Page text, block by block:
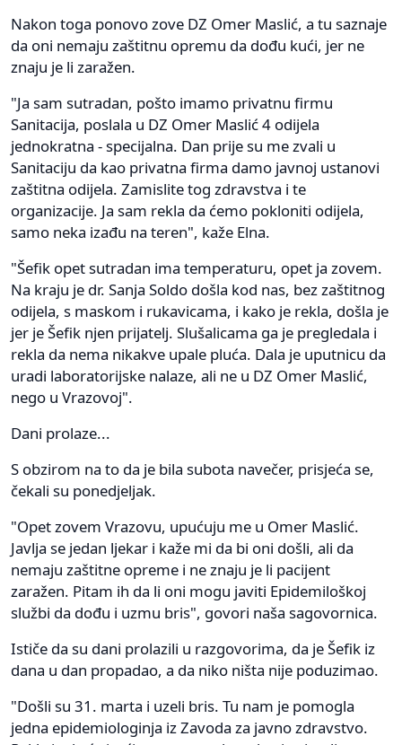
Nakon toga ponovo zove DZ Omer Maslić, a tu saznaje
da oni nemaju zaštitnu opremu da dođu kući, jer ne
znaju je li zaražen.
"Ja sam sutradan, pošto imamo privatnu firmu
Sanitacija, poslala u DZ Omer Maslić 4 odijela
jednokratna - specijalna. Dan prije su me zvali u
Sanitaciju da kao privatna firma damo javnoj ustanovi
zaštitna odijela. Zamislite tog zdravstva i te
organizacije. Ja sam rekla da ćemo pokloniti odijela,
samo neka izađu na teren", kaže Elna.
"Šefik opet sutradan ima temperaturu, opet ja zovem.
Na kraju je dr. Sanja Soldo došla kod nas, bez zaštitnog
odijela, s maskom i rukavicama, i kako je rekla, došla je
jer je Šefik njen prijatelj. Slušalicama ga je pregledala i
rekla da nema nikakve upale pluća. Dala je uputnicu da
uradi laboratorijske nalaze, ali ne u DZ Omer Maslić,
nego u Vrazovoj".
Dani prolaze...
S obzirom na to da je bila subota navečer, prisjeća se,
čekali su ponedjeljak.
"Opet zovem Vrazovu, upućuju me u Omer Maslić.
Javlja se jedan ljekar i kaže mi da bi oni došli, ali da
nemaju zaštitne opreme i ne znaju je li pacijent
zaražen. Pitam ih da li oni mogu javiti Epidemiloškoj
službi da dođu i uzmu bris", govori naša sagovornica.
Ističe da su dani prolazili u razgovorima, da je Šefik iz
dana u dan propadao, a da niko ništa nije poduzimao.
"Došli su 31. marta i uzeli bris. Tu nam je pomogla
jedna epidemiologinja iz Zavoda za javno zdravstvo.